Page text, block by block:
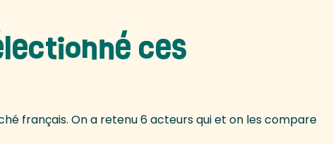
ces
français. On a retenu 6 acteurs qui et on les compare